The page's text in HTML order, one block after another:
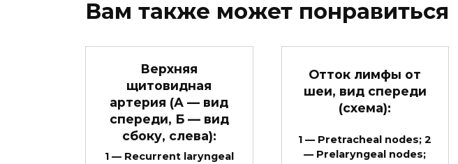
Вам также может понравиться
Верхняя
щитовидная
артерия (А — вид
спереди, Б — вид
сбоку, слева):
1 — Recurrent laryngeal
Отток лимфы от
шеи, вид спереди
(схема):
1 — Pretracheal nodes; 2
— Prelaryngeal nodes;